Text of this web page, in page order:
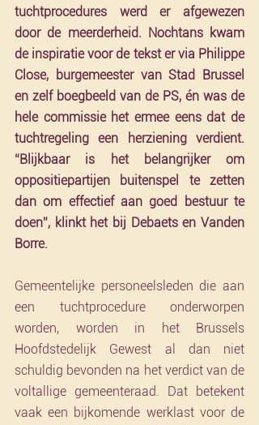
tuchtprocedures werd er afgewezen
door de meerderheid. Nochtans kwam
de inspiratie voor de tekst er via Philippe
Close, burgemeester van Stad Brussel
en zelf boegbeeld van de PS, én was de
hele commissie het ermee eens dat de
tuchtregeling een herziening verdient.
“Blijkbaar is het belangrijker om
oppositiepartijen buitenspel te zetten
dan om effectief aan goed bestuur te
doen”, klinkt het bij Debaets en Vanden
Borre.
Gemeentelijke personeelsleden die aan
een tuchtprocedure onderworpen
worden, worden in het Brussels
Hoofdstedelijk Gewest al dan niet
schuldig bevonden na het verdict van de
voltallige gemeenteraad. Dat betekent
vaak een bijkomende werklast voor de